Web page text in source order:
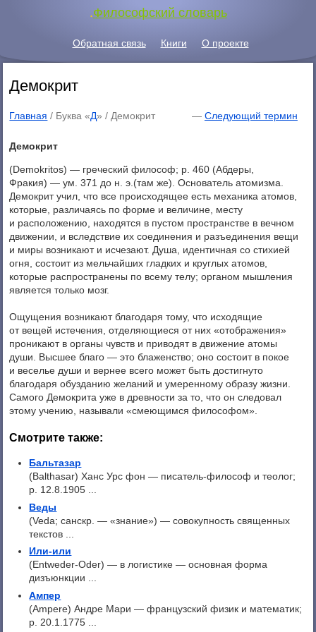
.Философский словарь
Обратная связь Книги О проекте
Демокрит
Главная / Буква «Д» /Демокрит — Следующий термин
Демокрит
(Demokritos) — греческий философ; p. 460 (Абдеры,
Фракия) — ум. 371 до н. э.(там же). Основатель атомизма.
Демокрит учил, что все происходящее есть механика атомов,
которые, различаясь по форме и величине, месту
и расположению, находятся в пустом пространстве в вечном
движении, и вследствие их соединения и разъединения вещи
и миры возникают и исчезают. Душа, идентичная со стихией
огня, состоит из мельчайших гладких и круглых атомов,
которые распространены по всему телу; органом мышления
является только мозг.
Ощущения возникают благодаря тому, что исходящие
от вещей истечения, отделяющиеся от них «отображения»
проникают в органы чувств и приводят в движение атомы
души. Высшее благо — это блаженство; оно состоит в покое
и веселье души и вернее всего может быть достигнуто
благодаря обузданию желаний и умеренному образу жизни.
Самого Демокрита уже в древности за то, что он следовал
этому учению, называли «смеющимся философом».
Смотрите также:
Бальтазар
(Balthasar) Ханс Урс фон — писатель-философ и теолог;
р. 12.8.1905 ...
Веды
(Veda; санскр. — «знание») — совокупность священных
текстов ...
Или-или
(Entweder-Oder) — в логистике — основная форма
дизъюнкции ...
Ампер
(Ampere) Андре Мари — французский физик и математик;
р. 20.1.1775 ...